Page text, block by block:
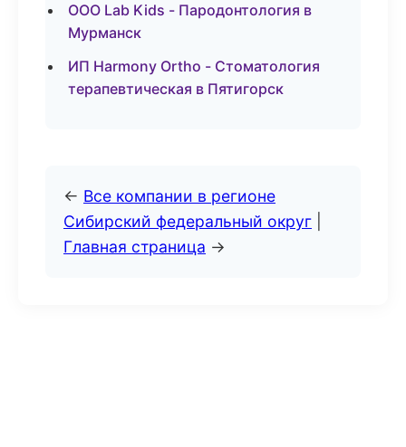
ООО Lab Kids - Пародонтология в
Мурманск
ИП Harmony Ortho - Стоматология
терапевтическая в Пятигорск
← Все компании в регионе
Сибирский федеральный округ
Главная страница →